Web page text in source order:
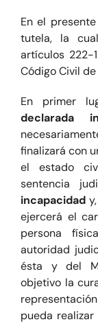
En el
tutela, la
artículos 222-
Código Civil
En primer
declarada
finalizará con
el estado
sentencia
incapacidady,
ejercerá el
persona
autoridad
ésta y del
objetivo la
pueda